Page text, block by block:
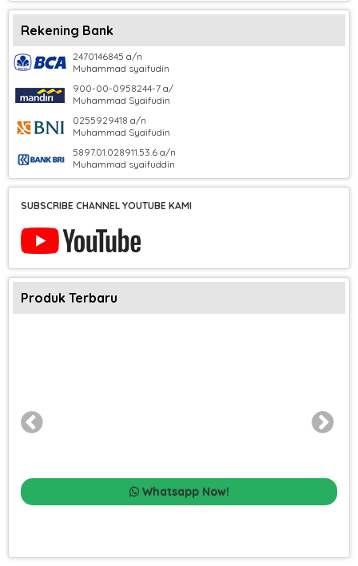
Rekening Bank
2470146845 a/n
Muhammad syaifudin
900-00-0958244-7 a/
Muhammad Syaifudin
0255929418 a/n
Muhammad Syaifudin
5897.01.028911.53.6 a/n
Muhammad syaifuddin
SUBSCRIBE CHANNEL YOUTUBE KAMI
Produk Terbaru
Whatsapp Now!